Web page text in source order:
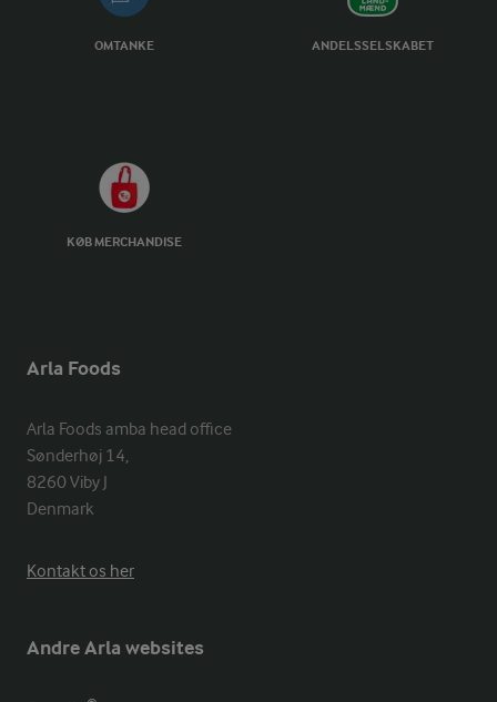
OMTANKE ANDELSSELSKABET
KØB MERCHANDISE
Arla Foods
Arla Foods amba head office
Sønderhøj 14,
8260 Viby J
Denmark
Kontakt os her
Andre Arla websites